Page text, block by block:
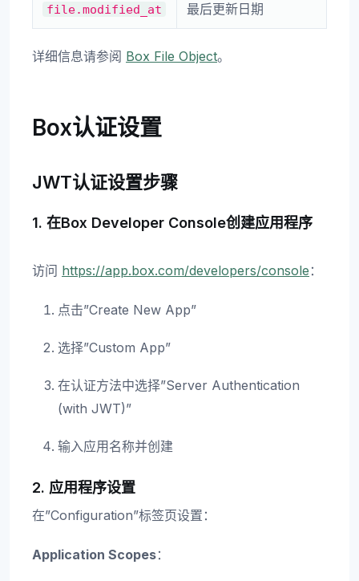
file.modified_at 最后更新日期
详细信息请参阅 Box File Object。
Box认证设置
JWT认证设置步骤
1. 在Box Developer Console创建应用程序
访问 https://app.box.com/developers/console ：
点击”Create New App”
选择”Custom App”
在认证方法中选择”Server Authentication
(with JWT)”
输入应用名称并创建
2. 应用程序设置
在”Configuration”标签页设置：
Application Scopes：